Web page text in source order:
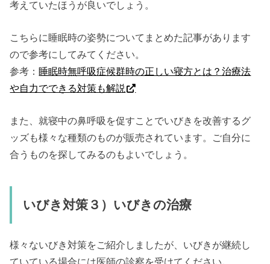
考えていたほうが良いでしょう。
こちらに睡眠時の姿勢についてまとめた記事があります
ので参考にしてみてください。
参考：睡眠時無呼吸症候群時の正しい寝方とは？治療法
や自力でできる対策も解説
また、就寝中の鼻呼吸を促すことでいびきを改善するグ
ッズも様々な種類のものが販売されています。ご自分に
合うものを探してみるのもよいでしょう。
いびき対策３）いびきの治療
様々ないびき対策をご紹介しましたが、いびきが継続し
ていている場合には医師の診察を受けてください。